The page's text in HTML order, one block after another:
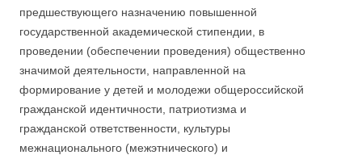
предшествующего назначению повышенной
государственной академической стипендии, в
проведении (обеспечении проведения) общественно
значимой деятельности, направленной на
формирование у детей и молодежи общероссийской
гражданской идентичности, патриотизма и
гражданской ответственности, культуры
межнационального (межэтнического) и